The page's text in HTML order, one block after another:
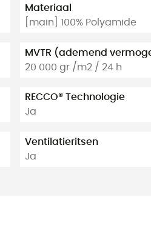
Materiaal
[main] 100% Polyamide
MVTR (ademend
20 000 gr /m2 / 24 h
RECCO® Technologie
Ja
Ventilatieritsen
Ja